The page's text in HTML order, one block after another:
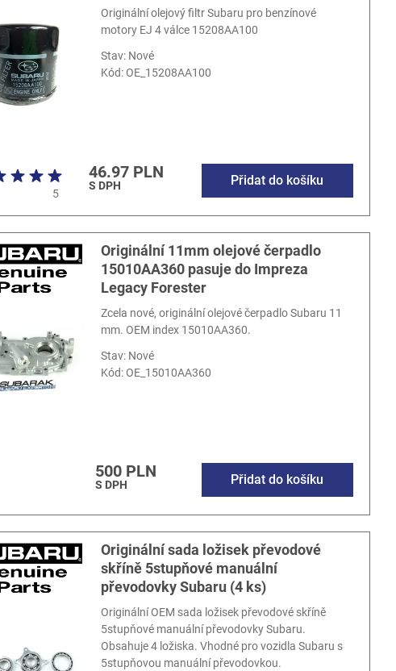
Originální olejový filtr Subaru pro benzínové
motory EJ 4 válce 15208AA100
Stav: Nové
Kód:OE_15208AA100
5
46.97 PLN
S DPH Přidat do košíku
Originální 11mm olejové čerpadlo
15010AA360 pasuje do Impreza
Legacy Forester
Zcela nové, originální olejové čerpadlo Subaru 11
mm. OEM index 15010AA360.
Stav: Nové
Kód:OE_15010AA360
500 PLN
S DPH Přidat do košíku
Originální sada ložisek převodové
skříně 5stupňové manuální
převodovky Subaru (4 ks)
Originální OEM sada ložisek převodové skříně
5stupňové manuální převodovky Subaru.
Obsahuje 4 ložiska. Vhodné pro vozidla Subaru s
5stupňovou manuální převodovkou.